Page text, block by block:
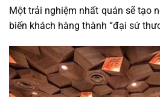
Một trải nghiệm nhất quán sẽ tạo
biến khách hàng thành “đại sứ